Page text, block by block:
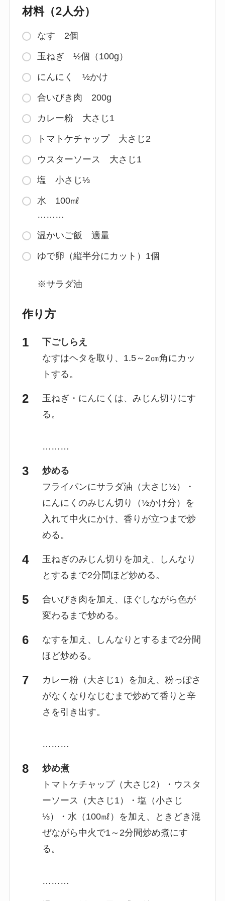
材料（2人分）
なす 2個
玉ねぎ ½個（100g）
にんにく ½かけ
合いびき肉 200g
カレー粉 大さじ1
トマトケチャップ 大さじ2
ウスターソース 大さじ1
塩 小さじ⅓
水 100㎖
………
温かいご飯 適量
ゆで卵（縦半分にカット）1個
※サラダ油
作り方
下ごしらえ
なすはヘタを取り、1.5～2㎝角にカッ
トする。
玉ねぎ・にんにくは、みじん切りにす
る。
………
炒める
フライパンにサラダ油（大さじ½）・
にんにくのみじん切り（½かけ分）を
入れて中火にかけ、香りが立つまで炒
める。
玉ねぎのみじん切りを加え、しんなり
とするまで2分間ほど炒める。
合いびき肉を加え、ほぐしながら色が
変わるまで炒める。
なすを加え、しんなりとするまで2分間
ほど炒める。
カレー粉（大さじ1）を加え、粉っぽさ
がなくなりなじむまで炒めて香りと辛
さを引き出す。
………
炒め煮
トマトケチャップ（大さじ2）・ウスタ
ーソース（大さじ1）・塩（小さじ
⅓）・水（100㎖）を加え、ときどき混
ぜながら中火で1～2分間炒め煮にす
る。
………